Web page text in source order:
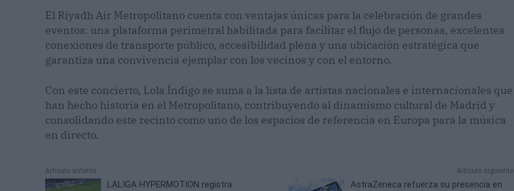
El Riyadh Air Metropolitano cuenta con ventajas únicas para la celebración de grandes
eventos: una plataforma perimetral habilitada para facilitar el flujo de personas, excelentes
conexiones de transporte público, accesibilidad plena y una ubicación estratégica que
garantiza una convivencia ejemplar con los vecinos y con el entorno.
Con este concierto, Lola Índigo se suma a la lista de artistas nacionales e internacionales que
han hecho historia en el Metropolitano, contribuyendo al dinamismo cultural de Madrid y
consolidando este recinto como uno de los espacios de referencia en Europa para la música
en directo.
Artículo anterior
LALIGA HYPERMOTION registra
Artículo siguiente
AstraZeneca refuerza su presencia en